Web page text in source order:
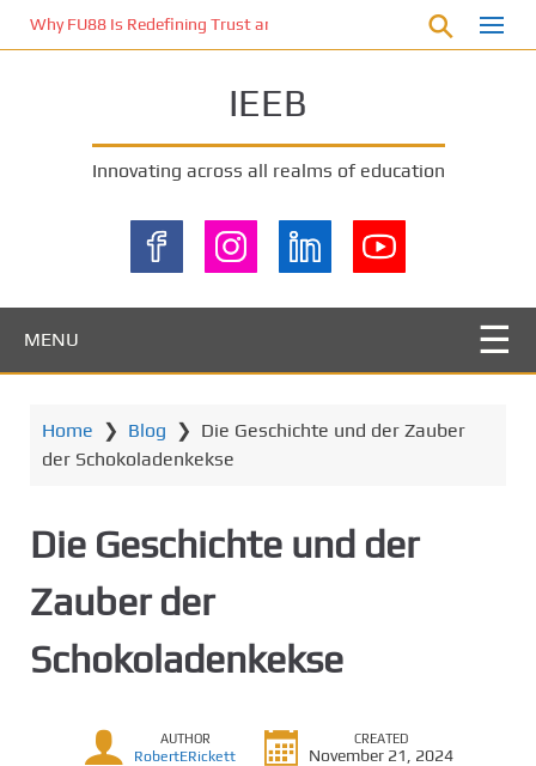
Why FU88 Is Redefining Trust and Excitement in Malaysia’s Online
IEEB
Innovating across all realms of education
MENU
Home ❯ Blog ❯ Die Geschichte und der Zauber
der Schokoladenkekse
Die Geschichte und der
Zauber der
Schokoladenkekse
AUTHOR
RobertERickett
CREATED
November 21, 2024